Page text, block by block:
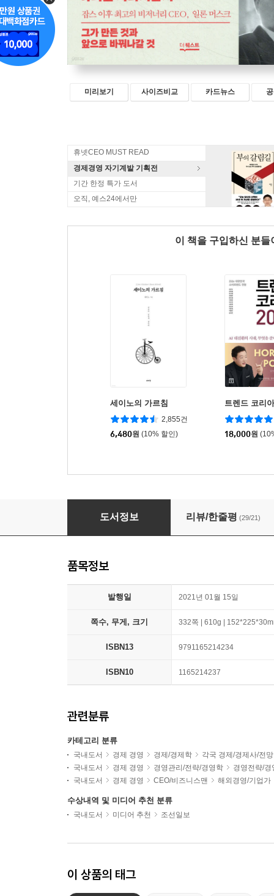
미리보기 사이즈비교 카드뉴스
휴넷CEO MUST READ
경제경영 자기계발 기획전
기간 한정 특가 도서
오직, 예스24에서만
이 책을 구입하신 분
세이노의 가르침
2,855건
6,480원 (10% 할인)
트렌드 코리
18,000원
테슬라 쇼크
도서정보 리뷰/한줄평 (29/21)
품목정보
발행일 2021년 01월 15일
쪽수, 무게, 크기 332쪽 | 610g |
ISBN13 9791165214234
ISBN10 1165214237
관련분류
카테고리 분류
국내도서 경제 경영 경제/경제학
각국 경제/경제사/전망
국내도서
경제 경영 경영관리/전략/경영학
경영전략/경
국내도서
경제 경영 CEO/비즈니스맨 해외경영/기업가
수상내역 및 미디어 추천 분류
국내도서 미디어 추천 조선일보
이 상품의 태그